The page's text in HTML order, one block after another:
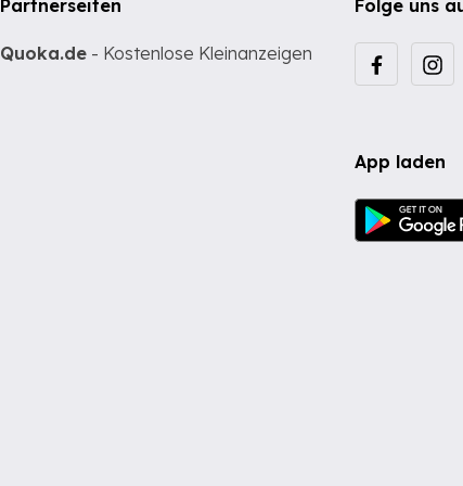
Folge uns
App laden
Partnerseiten
Quoka.de - Kostenlose Kleinanzeigen